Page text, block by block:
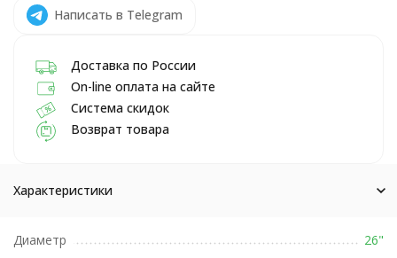
Написать в Telegram
Доставка по России
On-line оплата на сайте
Система скидок
Возврат товара
Характеристики
Диаметр
26"